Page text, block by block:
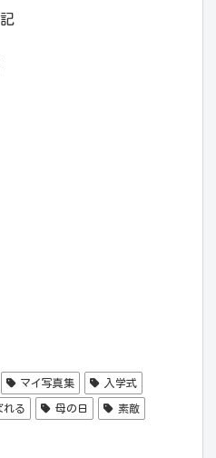
マイ写真集 入学式
れる 母の日 素敵